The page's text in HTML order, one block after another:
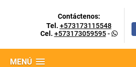
Contáctenos:
Tel. +573173115548
Cel. +573173059595-
MENÚ